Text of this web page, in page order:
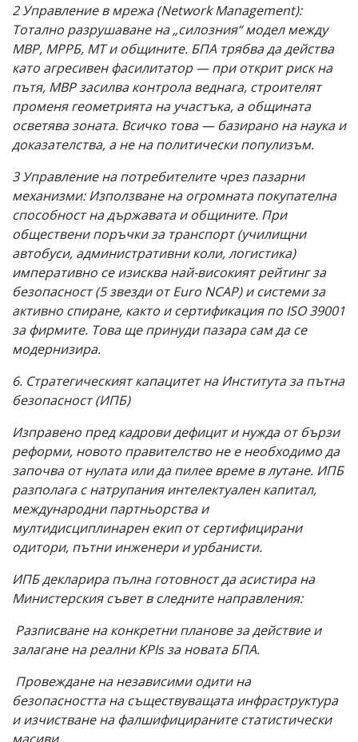
2 Управление в мрежа (Network Management):
Тотално разрушаване на „силозния“ модел между
МВР, МРРБ, МТ и общините. БПА трябва да действа
като агресивен фасилитатор — при открит риск на
пътя, МВР засилва контрола веднага, строителят
променя геометрията на участъка, а общината
осветява зоната. Всичко това — базирано на наука и
доказателства, а не на политически популизъм.
3 Управление на потребителите чрез пазарни
механизми: Използване на огромната покупателна
способност на държавата и общините. При
обществени поръчки за транспорт (училищни
автобуси, административни коли, логистика)
императивно се изисква най-високият рейтинг за
безопасност (5 звезди от Euro NCAP) и системи за
активно спиране, както и сертификация по ISO 39001
за фирмите. Това ще принуди пазара сам да се
модернизира.
6. Стратегическият капацитет на Института за пътна
безопасност (ИПБ)
Изправено пред кадрови дефицит и нужда от бързи
реформи, новото правителство не е необходимо да
започва от нулата или да пилее време в лутане. ИПБ
разполага с натрупания интелектуален капитал,
международни партньорства и
мултидисциплинарен екип от сертифицирани
одитори, пътни инженери и урбанисти.
ИПБ декларира пълна готовност да асистира на
Министерския съвет в следните направления:
Разписване на конкретни планове за действие и
залагане на реални KPIs за новата БПА.
Провеждане на независими одити на
безопасността на съществуващата инфраструктура
и изчистване на фалшифицираните статистически
масиви.